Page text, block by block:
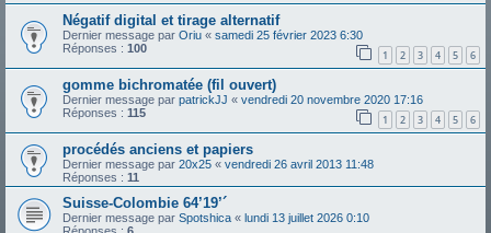
Négatif digital et tirage alternatif
Dernier message par Oriu « samedi 25 février 2023 6:30
Réponses : 100 1 2 3 4 5 6
gomme bichromatée (fil ouvert)
Dernier message par patrickJJ « vendredi 20 novembre 2020 17:16
Réponses : 115 1 2 3 4 5 6
procédés anciens et papiers
Dernier message par 20x25 « vendredi 26 avril 2013 11:48
Réponses : 11
Suisse-Colombie 64’19’´
Dernier message par Spotshica « lundi 13 juillet 2026 0:10
Réponses : 6